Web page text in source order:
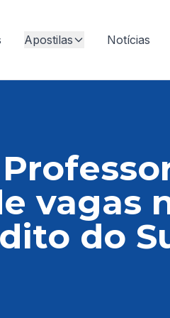
Apostilas Notícias
vagas
do